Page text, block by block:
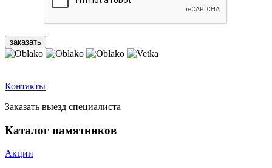
Контакты
Заказать выезд специалиста
Каталог памятников
Акции